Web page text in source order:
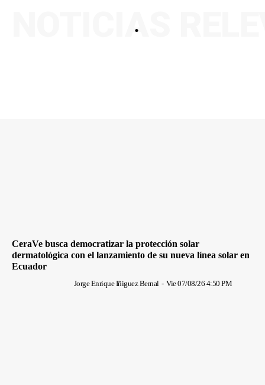
.
NOTICIAS
CeraVe busca democratizar la protección solar
dermatológica con el lanzamiento de su nueva línea solar en
Ecuador
Jorge Enrique Iñiguez Bernal - Vie 07/08/26 4:50 PM